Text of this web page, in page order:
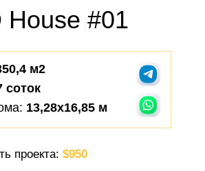
House #01
м2
соток
13,28х16,85 м
проекта: $950